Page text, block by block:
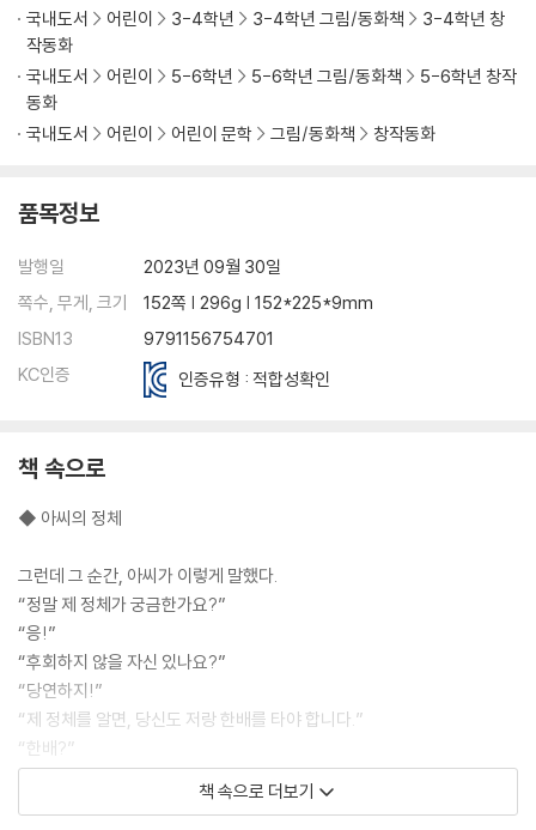
국내도서 어린이 3-4학년 3-4학년 그림/동화책
3-4학년 창
작동화
국내도서
어린이 5-6학년 5-6학년 그림/동화책
5-6학년 창작
동화
국내도서
어린이 어린이 문학 그림/동화책 창작동화
품목정보
발행일
2023년 09월 30일
쪽수, 무게, 크기
152쪽 | 296g | 152*225*9mm
ISBN13
9791156754701
KC인증
인증유형 : 적합성확인
책 속으로
◆ 아씨의 정체
그런데 그 순간, 아씨가 이렇게 말했다.
“정말 제 정체가 궁금한가요?”
“응!”
“후회하지 않을 자신 있나요?”
“당연하지!”
“제 정체를 알면, 당신도 저랑 한배를 타야 합니다.”
“한배?”
“제 신분이 노출되었으니, 당신도 대가를 치러야지요.”
책 속으로 더보기